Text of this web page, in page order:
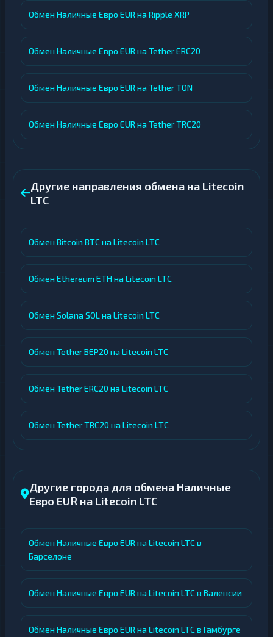
Обмен Наличные Евро EUR на Ripple XRP
Обмен Наличные Евро EUR на Tether ERC20
Обмен Наличные Евро EUR на Tether TON
Обмен Наличные Евро EUR на Tether TRC20
Другие направления обмена на Litecoin
LTC
Обмен Bitcoin BTC на Litecoin LTC
Обмен Ethereum ETH на Litecoin LTC
Обмен Solana SOL на Litecoin LTC
Обмен Tether BEP20 на Litecoin LTC
Обмен Tether ERC20 на Litecoin LTC
Обмен Tether TRC20 на Litecoin LTC
Другие города для обмена Наличные
Евро EUR на Litecoin LTC
Обмен Наличные Евро EUR на Litecoin LTC в
Барселоне
Обмен Наличные Евро EUR на Litecoin LTC в Валенсии
Обмен Наличные Евро EUR на Litecoin LTC в Гамбурге